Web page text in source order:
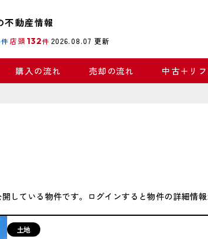
不動産情報
件 店頭 132件 2026.08.07 更新
購入の流れ 売却の流れ 中古＋リ
している物件です。ログインすると物件の詳細情報
土地